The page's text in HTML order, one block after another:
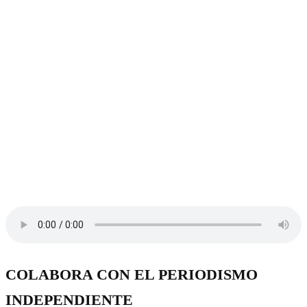
COLABORA CON EL PERIODISMO
INDEPENDIENTE